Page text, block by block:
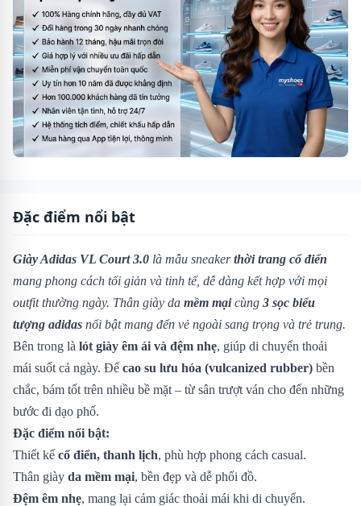
Đặc điểm nổi bật
Giày Adidas VL Court 3.0 là mẫu sneakerthời trang cổ điển
mang phong cách tối giản và tinh tế, dễ dàng kết hợp với mọi
outfit thường ngày. Thân giày da mềm mạicùng 3 sọc biểu
tượng adidas nổi bật mang đến vẻ ngoài sang trọng và trẻ trung.
Bên trong là lót giày êm ái và đệm nhẹ, giúp di chuyển thoải
mái suốt cả ngày. Đế cao su lưu hóa (vulcanized rubber) bền
chắc, bám tốt trên nhiều bề mặt – từ sân trượt ván cho đến những
bước đi dạo phố.
Đặc điểm nổi bật:
Thiết kế cổ điển, thanh lịch, phù hợp phong cách casual.
Thân giày da mềm mại, bền đẹp và dễ phối đồ.
Đệm êm nhẹ, mang lại cảm giác thoải mái khi di chuyển.